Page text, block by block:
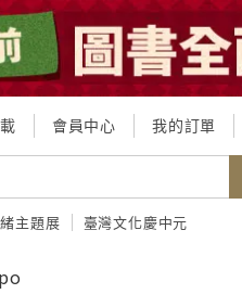
會員中心 我的訂單
主題展 臺灣文化慶中元